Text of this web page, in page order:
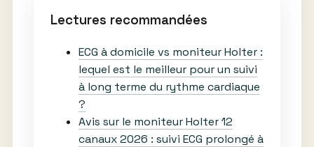
Lectures recommandées
ECG à domicile vs moniteur Holter :
lequel est le meilleur pour un suivi
à long terme du rythme cardiaque
?
Avis sur le moniteur Holter 12
canaux 2026 : suivi ECG prolongé à